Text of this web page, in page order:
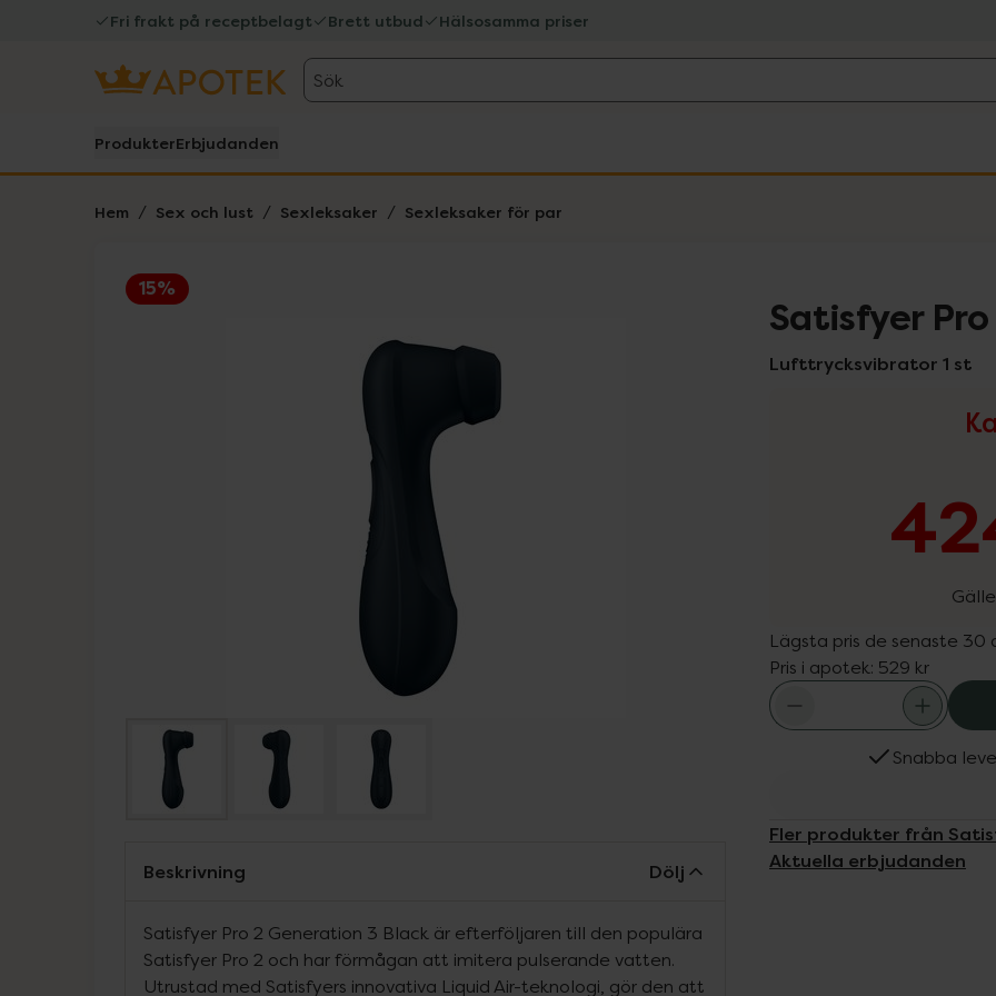
Fri frakt på receptbelagt Brett utbud Hälsosamma priser
Sök
ProdukterErbjudanden
Hem Sex och lust Sexleksaker Sexleksaker för par
15%
Lista: . Innehåller 3 objekt.
Satisfyer
Lufttrycksvibrator 1 st
Lägsta pris de senaste 30
Pris i apotek: 529 kr
Snabba
Fler produkter från
Aktuella erbjudanden
Beskrivning Dölj
Satisfyer Pro 2 Generation 3 Black är efterföljaren till den populära
Satisfyer Pro 2 och har förmågan att imitera pulserande vatten.
Utrustad med Satisfyers innovativa Liquid Air-teknologi, gör den att